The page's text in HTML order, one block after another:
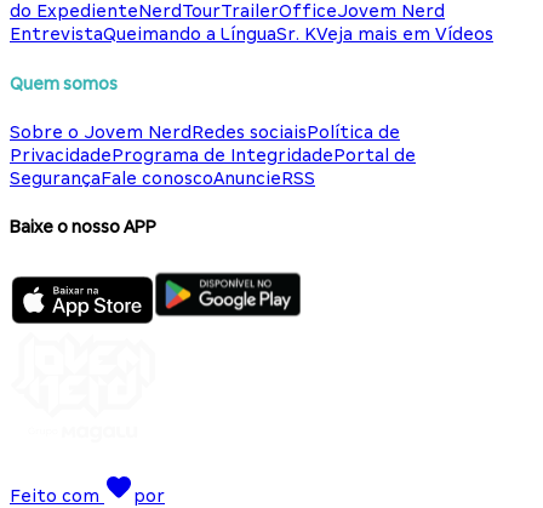
do ExpedienteNerdTourTrailerOfficeJovem Nerd
EntrevistaQueimando a LínguaSr. KVeja mais em Vídeos
Quem somos
Sobre o Jovem NerdRedes sociaisPolítica de
PrivacidadePrograma de IntegridadePortal de
SegurançaFale conoscoAnuncieRSS
Baixe o nosso APP
Feito com
por